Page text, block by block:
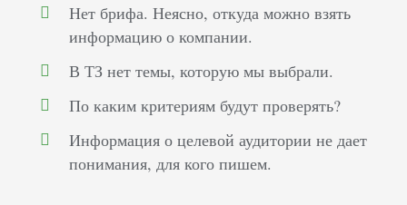
Нет брифа. Неясно, откуда можно взять
информацию о компании.
В ТЗ нет темы, которую мы выбрали.
По каким критериям будут проверять?
Информация о целевой аудитории не дает
понимания, для кого пишем.